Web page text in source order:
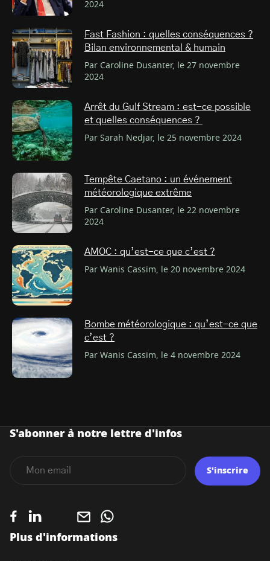
2024
Fast Fashion : quelles conséquences ?
Bilan environnemental & humain
Par Caroline Dusanter, le 27 novembre
2024
Arrêt du Gulf Stream : est-ce possible
et quelles conséquences ?
Par Sarah Nedjar, le 25 novembre 2024
Tempête Caetano : un événement
météorologique extrême
Par Caroline Dusanter, le 22 novembre
2024
AMOC : qu’est-ce que c’est ?
Par Wanis Cassim, le 20 novembre 2024
Bombe météorologique : qu’est-ce que
c’est ?
Par Wanis Cassim, le 4 novembre 2024
Plus d'informations
S'abonner à notre lettre d'infos
S'inscrire